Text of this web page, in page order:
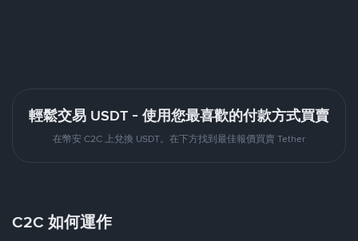
輕鬆交易 USDT - 使用您最喜歡的付款方式買賣
在幣安 C2C 上兌換 USDT。在下方找到最佳報價買賣 Tether
C2C 如何運作